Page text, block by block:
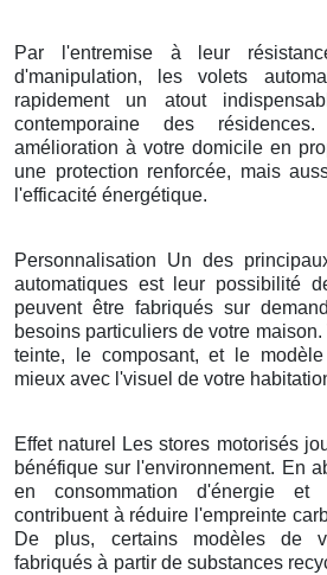
Par l'entremise à leur
d'manipulation, les volets
rapidement un atout
contemporaine des
amélioration à votre domicile en
une protection renforcée, mais
l'efficacité énergétique.
Personnalisation Un des
automatiques est leur possibilité
peuvent être fabriqués sur
besoins particuliers de votre
teinte, le composant, et le
mieux avec l'visuel de votre
Effet naturel Les stores motorisés
bénéfique sur l'environnement. En
en consommation d'énergie et
contribuent à réduire l'empreinte
De plus, certains modèles de
fabriqués à partir de substances